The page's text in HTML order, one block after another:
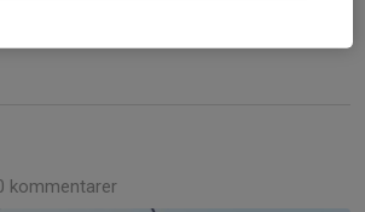
kommentarer